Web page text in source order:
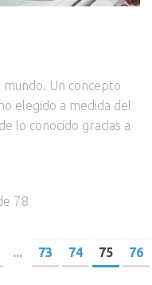
Un concepto
elegido a medida del
lo conocido gracias a
78
... 73 74 75
76